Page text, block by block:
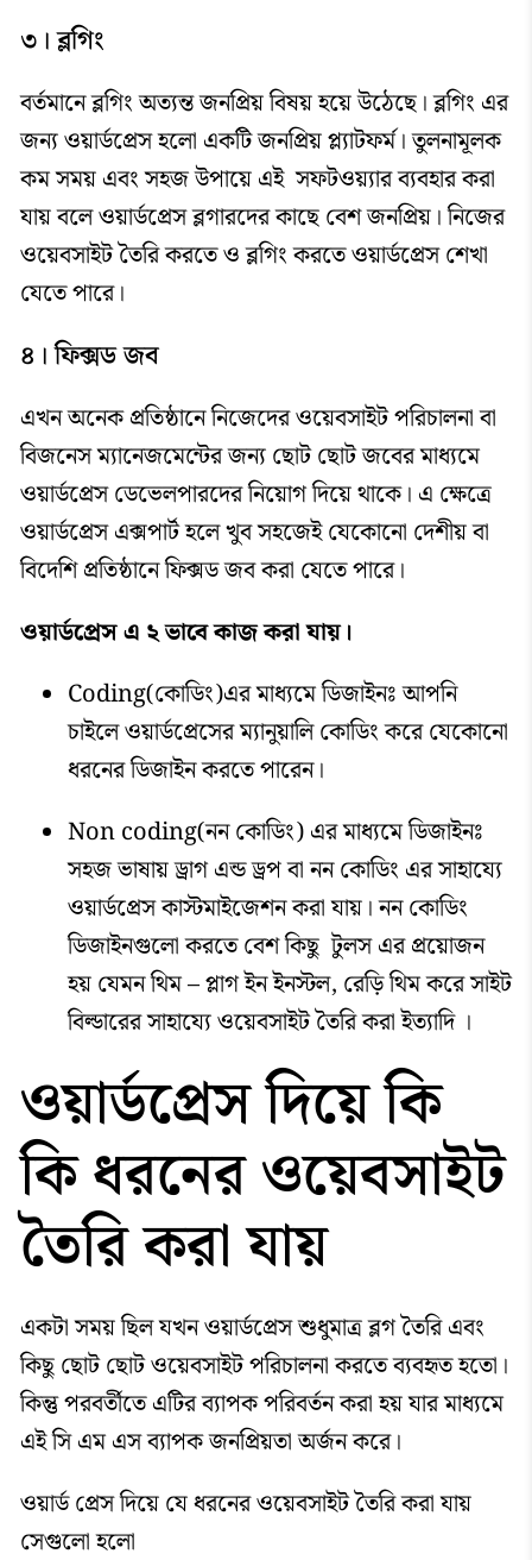
৩। ব্লগিং
বর্তমানে ব্লগিং অত্যন্ত জনপ্রিয় বিষয় হয়ে উঠেছে। ব্লগিং এর
জন্য ওয়ার্ডপ্রেস হলো একটি জনপ্রিয় প্ল্যাটফর্ম। তুলনামূলক
কম সময় এবং সহজ উপায়ে এই সফটওয়্যার ব্যবহার করা
যায় বলে ওয়ার্ডপ্রেস ব্লগারদের কাছে বেশ জনপ্রিয়। নিজের
ওয়েবসাইট তৈরি করতে ও ব্লগিং করতে ওয়ার্ডপ্রেস শেখা
যেতে পারে।
৪। ফিক্সড জব
এখন অনেক প্রতিষ্ঠানে নিজেদের ওয়েবসাইট পরিচালনা বা
বিজনেস ম্যানেজমেন্টের জন্য ছোট ছোট জবের মাধ্যমে
ওয়ার্ডপ্রেস ডেভেলপারদের নিয়োগ দিয়ে থাকে। এ ক্ষেত্রে
ওয়ার্ডপ্রেস এক্সপার্ট হলে খুব সহজেই যেকোনো দেশীয় বা
বিদেশি প্রতিষ্ঠানে ফিক্সড জব করা যেতে পারে।
ওয়ার্ডপ্রেস এ ২ ভাবে কাজ করা যায়।
Coding(কোডিং)এর মাধ্যমে ডিজাইনঃ আপনি
চাইলে ওয়ার্ডপ্রেসের ম্যানুয়ালি কোডিং করে যেকোনো
ধরনের ডিজাইন করতে পারেন।
Non coding(নন কোডিং) এর মাধ্যমে ডিজাইনঃ
সহজ ভাষায় ড্রাগ এন্ড ড্রপ বা নন কোডিং এর সাহায্যে
ওয়ার্ডপ্রেস কাস্টমাইজেশন করা যায়। নন কোডিং
ডিজাইনগুলো করতে বেশ কিছু টুলস এর প্রয়োজন
হয় যেমন থিম – প্লাগ ইন ইনস্টল, রেড়ি থিম করে সাইট
বিল্ডারের সাহায্যে ওয়েবসাইট তৈরি করা ইত্যাদি ।
ওয়ার্ডপ্রেস দিয়ে কি
কি ধরনের ওয়েবসাইট
তৈরি করা যায়
একটা সময় ছিল যখন ওয়ার্ডপ্রেস শুধুমাত্র ব্লগ তৈরি এবং
কিছু ছোট ছোট ওয়েবসাইট পরিচালনা করতে ব্যবহৃত হতো।
কিন্তু পরবর্তীতে এটির ব্যাপক পরিবর্তন করা হয় যার মাধ্যমে
এই সি এম এস ব্যাপক জনপ্রিয়তা অর্জন করে।
ওয়ার্ড প্রেস দিয়ে যে ধরনের ওয়েবসাইট তৈরি করা যায়
সেগুলো হলো